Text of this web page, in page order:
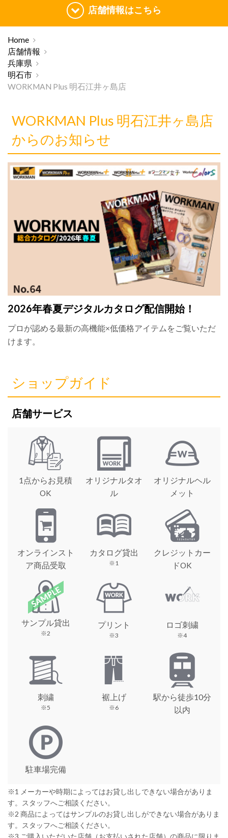
店舗情報はこちら
Home
店舗情報
兵庫県
明石市
WORKMAN Plus 明石江井ヶ島店
WORKMAN Plus 明石江井ヶ島店
からのお知らせ
2026年春夏デジタルカタログ配信開始！
プロが認める最新の高機能×低価格アイテムをご覧いただ
けます。
ショップガイド
店舗サービス
1点からお見積
OK
オリジナルタオ
ル
オリジナルヘル
メット
オンラインスト
ア商品受取
カタログ貸出
※1
クレジットカー
ドOK
サンプル貸出
※2
プリント
※3
ロゴ刺繍
※4
刺繍
※5
裾上げ
※6
駅から徒歩10分
以内
駐車場完備
※1 メーカーや時期によってはお貸し出しできない場合がありま
す。スタッフへご相談ください。
※2 商品によってはサンプルのお貸し出しができない場合がありま
す。スタッフへご相談ください。
※3 ご購入いただいた店舗（お支払いされた店舗）の商品に限りま